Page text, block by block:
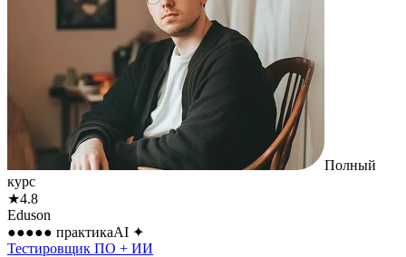
Полный
курс
★4.8
Eduson
●●●●● практикаAI ✦
Тестировщик ПО + ИИ